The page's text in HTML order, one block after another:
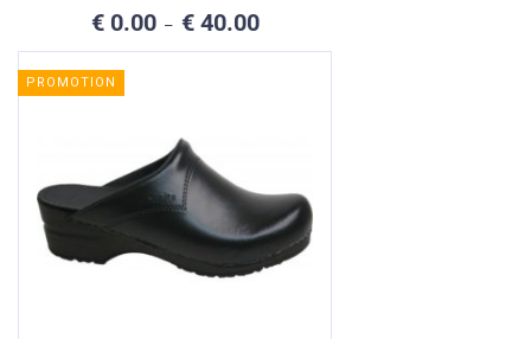
€0.00 – €40.00Plage
prix :
PROMOTION